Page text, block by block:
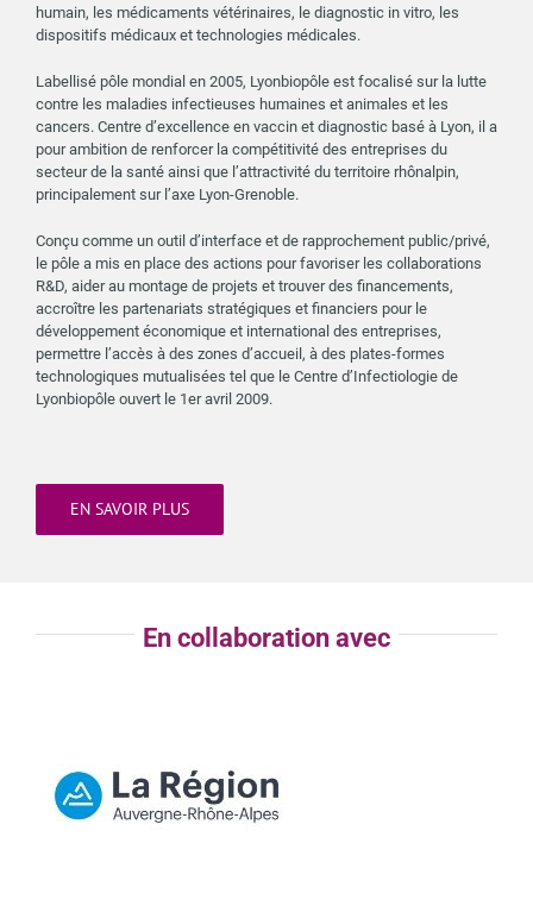
humain, les médicaments vétérinaires, le diagnostic in vitro, les
dispositifs médicaux et technologies médicales.
Labellisé pôle mondial en 2005, Lyonbiopôle est focalisé sur la lutte
contre les maladies infectieuses humaines et animales et les
cancers. Centre d’excellence en vaccin et diagnostic basé à Lyon, il a
pour ambition de renforcer la compétitivité des entreprises du
secteur de la santé ainsi que l’attractivité du territoire rhônalpin,
principalement sur l’axe Lyon-Grenoble.
Conçu comme un outil d’interface et de rapprochement public/privé,
le pôle a mis en place des actions pour favoriser les collaborations
R&D, aider au montage de projets et trouver des financements,
accroître les partenariats stratégiques et financiers pour le
développement économique et international des entreprises,
permettre l’accès à des zones d’accueil, à des plates-formes
technologiques mutualisées tel que le Centre d’Infectiologie de
Lyonbiopôle ouvert le 1er avril 2009.
EN SAVOIR PLUS
En collaboration avec